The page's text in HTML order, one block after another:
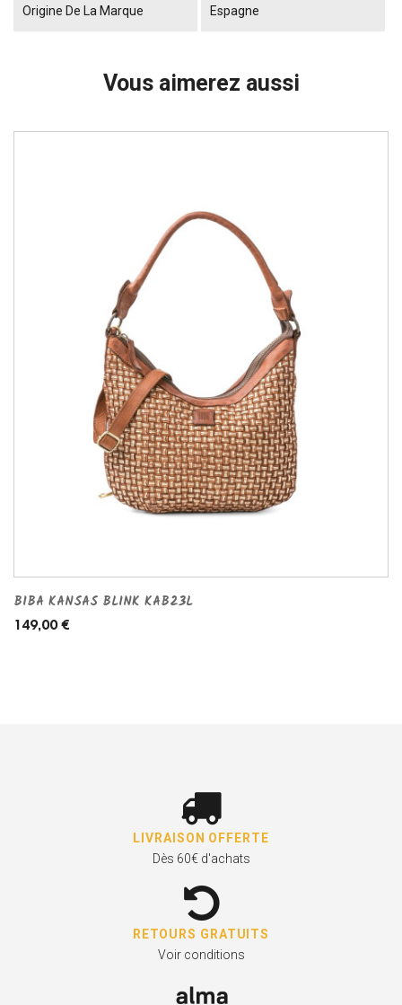
Origine De La Marque Espagne
Vous aimerez aussi
BIBA KANSAS BLINK KAB23L
149,00 €
LIVRAISON OFFERTE
Dès 60€ d'achats
RETOURS GRATUITS
Voir conditions